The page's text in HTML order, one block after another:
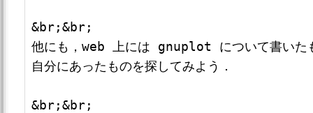
&br;&br;
他にも，web 上には gnuplot について書いた
自分にあったものを探してみよう．
&br;&br;